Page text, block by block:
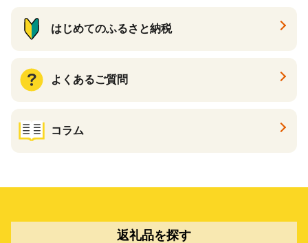
はじめてのふるさと納税
よくあるご質問
コラム
返礼品を探す